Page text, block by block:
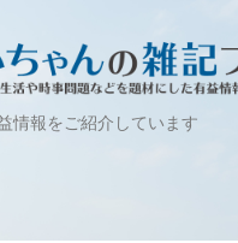
情報をご紹介しています